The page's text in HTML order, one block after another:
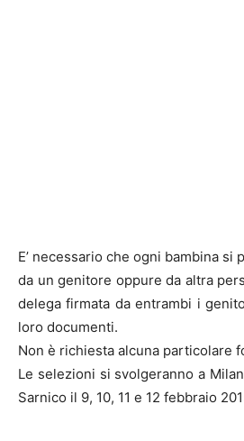
E’ necessario che ogni bambina si
da un genitore oppure da altra
delega firmata da entrambi i
loro documenti.
Non è richiesta alcuna particolare
Le selezioni si svolgeranno a
Sarnico il 9, 10, 11 e 12 febbraio